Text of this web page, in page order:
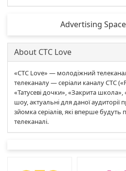
Advertising
About СТС Love
«СТС Love» — молодіжний
телеканалу — серіали каналу СТС
«Татусеві дочки», «Закрита школа»,
шоу, актуальні для даної аудиторії
зйомка серіалів, які вперше будуть
телеканалі.